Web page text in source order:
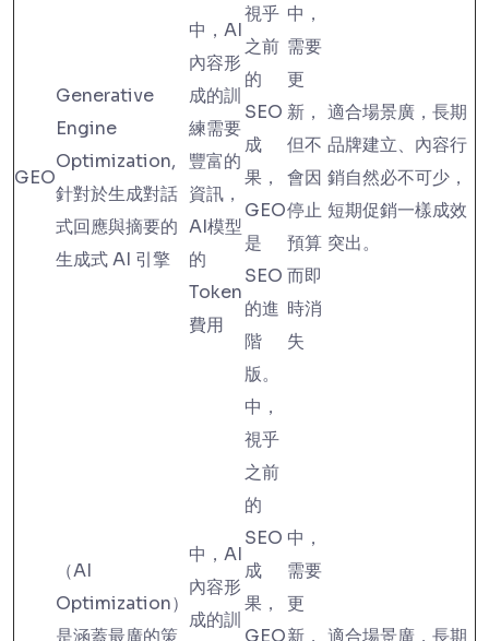
GEO
Generative
Engine
Optimization,
針對於生成對話
式回應與摘要的
生成式 AI 引擎
中，AI
內容形
成的訓
練需要
豐富的
資訊，
AI模型
的
Token
費用
視乎
之前
的
SEO
成
果，
GEO
是
SEO
的進
階
版。
中，
需要
更
新，
但不
會因
停止
預算
而即
時消
失
適合場景廣，長期
品牌建立、內容行
銷自然必不可少，
短期促銷一樣成效
突出。
（AI
Optimization）
是涵蓋最廣的策
中，AI
內容形
成的訓
中，
視乎
之前
的
SEO
成
果，
GEO
中，
需要
更
新， 適合場景廣，長期